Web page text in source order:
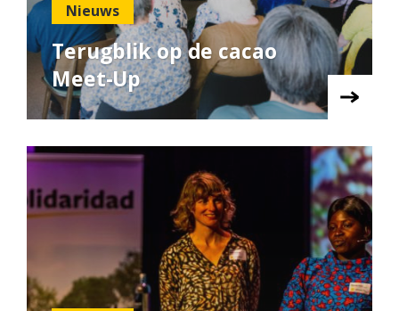
Nieuws
Terugblik op de cacao
Meet-Up